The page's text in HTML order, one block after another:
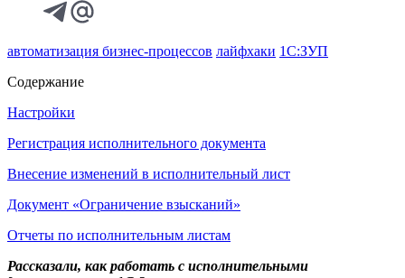
автоматизация бизнес-процессов лайфхаки 1С:ЗУП
Содержание
Настройки
Регистрация исполнительного документа
Внесение изменений в исполнительный лист
Документ «Ограничение взысканий»
Отчеты по исполнительным листам
Рассказали, как работать с исполнительными